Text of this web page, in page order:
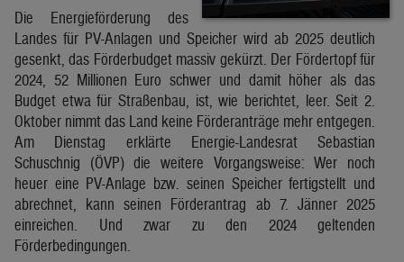
Die Energieförderung des
Landes für PV-Anlagen und Speicher wird ab 2025 deutlich
gesenkt, das Förderbudget massiv gekürzt. Der Fördertopf für
2024, 52 Millionen Euro schwer und damit höher als das
Budget etwa für Straßenbau, ist, wie berichtet, leer. Seit 2.
Oktober nimmt das Land keine Förderanträge mehr entgegen.
Am Dienstag erklärte Energie-Landesrat Sebastian
Schuschnig (ÖVP) die weitere Vorgangsweise: Wer noch
heuer eine PV-Anlage bzw. seinen Speicher fertigstellt und
abrechnet, kann seinen Förderantrag ab 7. Jänner 2025
einreichen. Und zwar zu den 2024 geltenden
Förderbedingungen.